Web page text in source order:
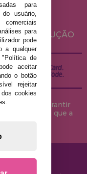
RESOLUÇÃO
para garantir
desde que a
para
do usuário,
para
pode
a qualquer
de
aceitar
o botão
rejeitar
cookies